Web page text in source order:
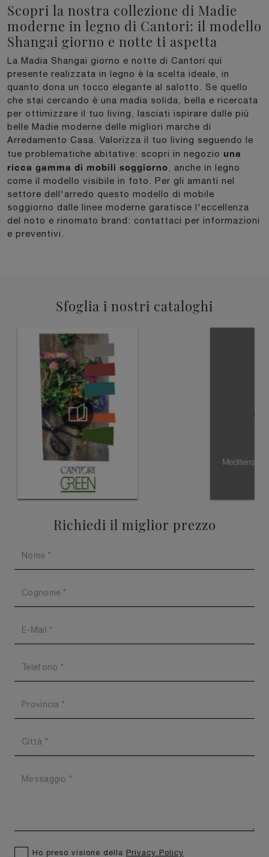
Scopri la nostra collezione di Madie
moderne in legno di Cantori: il modello
Shangai giorno e notte ti aspetta
La Madia Shangai giorno e notte di Cantori qui
presente realizzata in legno è la scelta ideale, in
quanto dona un tocco elegante al salotto. Se quello
che stai cercando è una madia solida, bella e ricercata
per ottimizzare il tuo living, lasciati ispirare dalle più
belle Madie moderne delle migliori marche di
Arredamento Casa. Valorizza il tuo living seguendo le
tue problematiche abitative: scopri in negozio una
ricca gamma di mobili soggiorno , anche in legno
come il modello visibile in foto. Per gli amanti nel
settore dell'arredo questo modello di mobile
soggiorno dalle linee moderne garatisce l'eccellenza
del noto e rinomato brand: contattaci per informazioni
e preventivi.
Sfoglia i nostri cataloghi
Richiedi il miglior prezzo
Ho preso visione della Privacy Policy